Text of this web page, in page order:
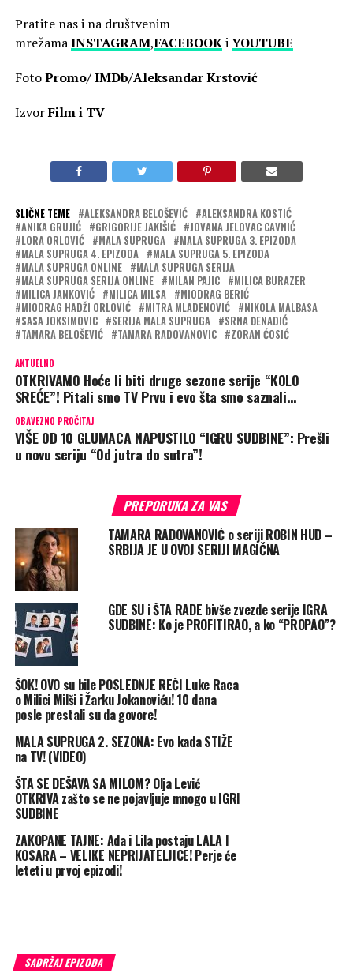
Pratite nas i na društvenim
mrežamaINSTAGRAM,FACEBOOKiYOUTUBE
FotoPromo/ IMDb/Aleksandar Krstović
IzvorFilm i TV
SLIČNE TEME ALEKSANDRA BELOŠEVIĆ
ALEKSANDRA KOSTIĆ
ANIKA GRUJIĆ
GRIGORIJE JAKIŠIĆ
JOVANA JELOVAC CAVNIĆ
LORA ORLOVIĆ
MALA SUPRUGA
MALA SUPRUGA 3. EPIZODA
MALA SUPRUGA 4. EPIZODA
MALA SUPRUGA 5. EPIZODA
MALA SUPRUGA ONLINE
MALA SUPRUGA SERIJA
MALA SUPRUGA SERIJA ONLINE
MILAN PAJIC
MILICA BURAZER
MILICA JANKOVIĆ
MILICA MILSA
MIODRAG BERIĆ
MIODRAG HADŽI ORLOVIĆ
MITRA MLADENOVIĆ
NIKOLA MALBASA
SASA JOKSIMOVIC
SERIJA MALA SUPRUGA
SRNA ĐENADIĆ
TAMARA BELOŠEVIĆ
TAMARA RADOVANOVIC ZORAN ĆOSIĆ
AKTUELNO
OTKRIVAMO Hoće li biti druge sezone serije “KOLO
SREĆE”! Pitali smo TV Prvu i evo šta smo saznali…
OBAVEZNO PROČITAJ
VIŠE OD 10 GLUMACA NAPUSTILO “IGRU SUDBINE”: Prešli
u novu seriju “Od jutra do sutra”!
PREPORUKA ZA VAS
TAMARA RADOVANOVIĆ o seriji ROBIN HUD –
SRBIJA JE U OVOJ SERIJI MAGIČNA
GDE SU i ŠTA RADE bivše zvezde serije IGRA
SUDBINE: Ko je PROFITIRAO, a ko “PROPAO”?
ŠOK! OVO su bile POSLEDNJE REČI Luke Raca
o Milici Milši i Žarku Jokanoviću! 10 dana
posle prestali su da govore!
MALA SUPRUGA 2. SEZONA: Evo kada STIŽE
na TV! (VIDEO)
ŠTA SE DEŠAVA SA MILOM? Olja Lević
OTKRIVA zašto se ne pojavljuje mnogo u IGRI
SUDBINE
ZAKOPANE TAJNE: Ada i Lila postaju LALA I
KOSARA – VELIKE NEPRIJATELJICE! Perje će
leteti u prvoj epizodi!
SADRŽAJ EPIZODA